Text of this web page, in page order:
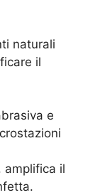
naturali
il
e
amplifica il